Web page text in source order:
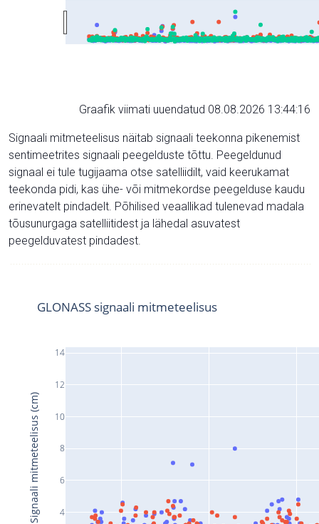
Graafik viimati uuendatud 08.08.2026 13:44:16
Signaali mitmeteelisus näitab signaali teekonna pikenemist
sentimeetrites signaali peegelduste tõttu. Peegeldunud
signaal ei tule tugijaama otse satelliidilt, vaid keerukamat
teekonda pidi, kas ühe- või mitmekordse peegelduse kaudu
erinevatelt pindadelt. Põhilised veaallikad tulenevad madala
tõusunurgaga satelliitidest ja lähedal asuvatest
peegelduvatest pindadest.
4
6
8
10
12
14
GLONASS signaali mitmeteelisus
Signaali mitmeteelisus (cm)